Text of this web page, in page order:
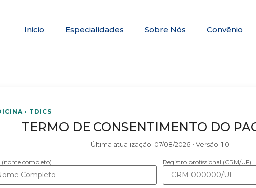
Inicio Especialidades Sobre Nós Convênio
• TDICS
TERMO DE CONSENTIMENTO DO
Última atualização: 07/08/2026• Versão: 1.0
(nome completo) Registro profissional (CRM/UF)